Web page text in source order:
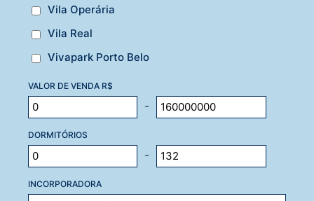
Vila Operária
Vila Real
Vivapark Porto Belo
VALOR DE VENDA R$
-
DORMITÓRIOS
-
INCORPORADORA